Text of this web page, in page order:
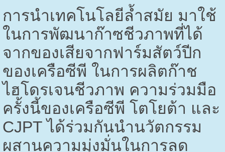
การนำเทคโนโลยีล้ำสมัย มาใช้
ในการพัฒนาก๊าซชีวภาพที่ได้
จากของเสียจากฟาร์มสัตว์ปีก
ของเครือซีพี ในการผลิตก๊าช
ไฮโดรเจนชีวภาพ ความร่วมมือ
ครั้งนี้ของเครือซีพี โตโยต้า และ
CJPTได้ร่วมกันนำนวัตกรรม
ผสานความมุ่งมั่นในการลด